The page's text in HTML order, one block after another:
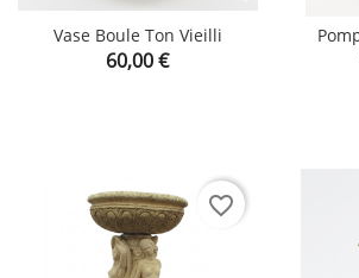
Vase Boule Ton Vieilli
Prix
60,00 €
favorite_border